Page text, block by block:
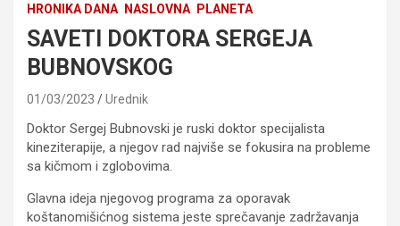
HRONIKA DANA NASLOVNA PLANETA
SAVETI DOKTORA SERGEJA
BUBNOVSKOG
01/03/2023 Urednik
Doktor Sergej Bubnovski je ruski doktor specijalista
kineziterapije, a njegov rad najviše se fokusira na probleme
sa kičmom i zglobovima.
Glavna ideja njegovog programa za oporavak
koštanomišićnog sistema jeste sprečavanje zadržavanja